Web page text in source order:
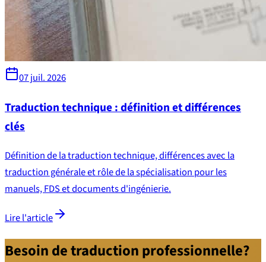
07 juil. 2026
Traduction technique : définition et différences
clés
Définition de la traduction technique, différences avec la
traduction générale et rôle de la spécialisation pour les
manuels, FDS et documents d'ingénierie.
Lire l'article
Besoin de traduction professionnelle?